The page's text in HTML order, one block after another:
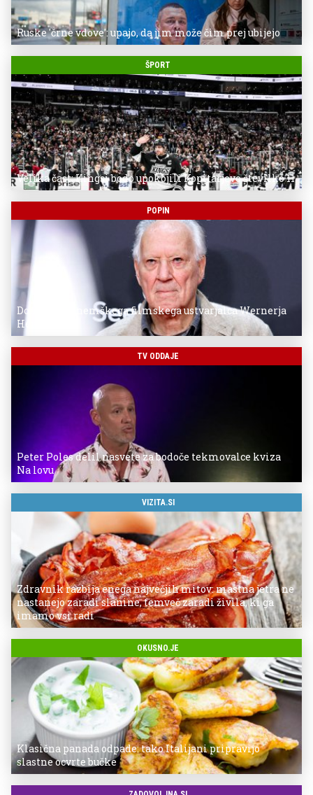
Ruske 'črne vdove': upajo, da jim može čim prej ubijejo
ŠPORT
Velika čast: Kingsi bodo upokojili Kopitarjevo številko 11
POPIN
Donostia za nemškega filmskega ustvarjalca Wernerja
Herzoga
TV ODDAJE
Peter Poles delil nasvete za bodoče tekmovalce kviza
Na lovu
VIZITA.SI
Zdravnik razbija enega največjih mitov: mastna jetra ne
nastanejo zaradi slanine, temveč zaradi živila, ki ga
imamo vsi radi
OKUSNO.JE
Klasična panada odpade: tako Italijani pripravijo
slastne ocvrte bučke